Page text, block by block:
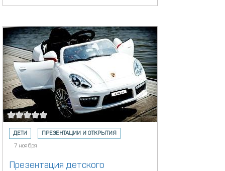
ДЕТИ ПРЕЗЕНТАЦИИ И ОТКРЫТИЯ
7 ноября
Презентация детского